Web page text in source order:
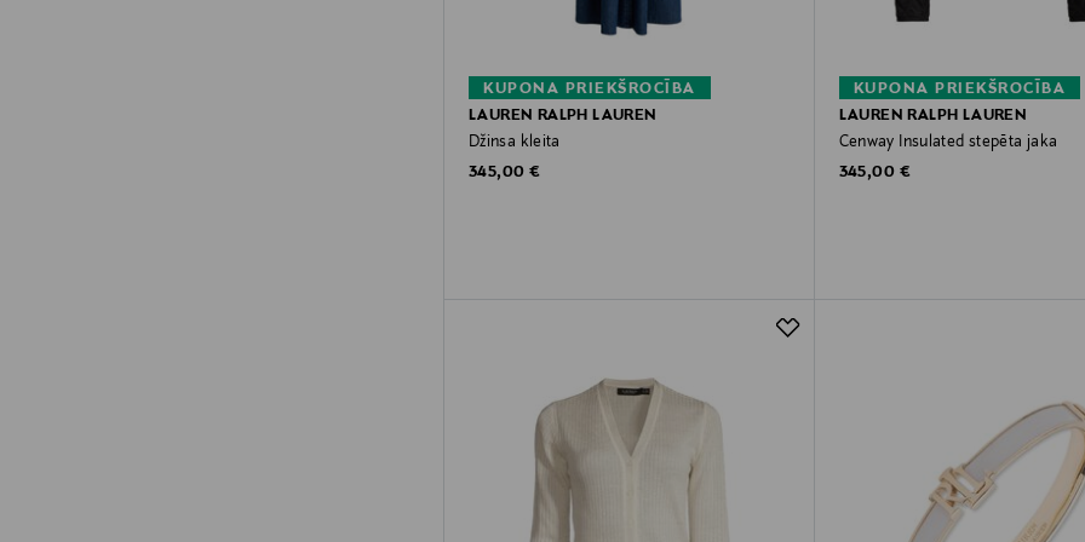
KUPONA PRIEKŠROCĪBA
LAUREN RALPH LAUREN
Džinsa kleita
Original Price
345,00 €
KUPONA PRIEKŠROCĪBA
LAUREN RALPH LAUREN
Cenway Insulated stepēta jaka
Original Price
345,00 €